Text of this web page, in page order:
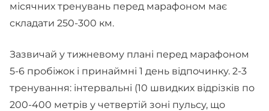
місячних тренувань перед марафоном має
складати 250-300 км.
Зазвичай у тижневому плані перед марафоном
5-6 пробіжок і принаймні 1 день відпочинку. 2-3
тренування: інтервальні (10 швидких відрізків по
200-400 метрів у четвертій зоні пульсу, що